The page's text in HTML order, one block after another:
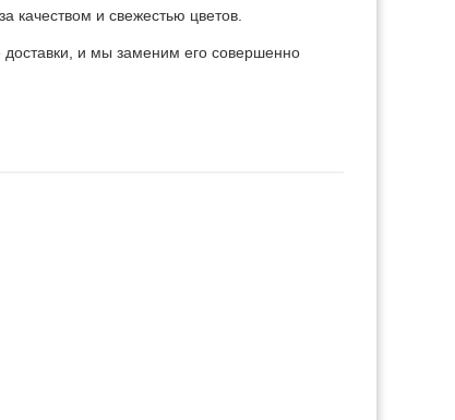
качеством и свежестью цветов.
доставки, и мы заменим его совершенно